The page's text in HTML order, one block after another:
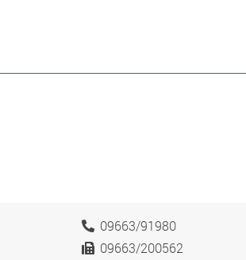
09663/91980
09663/200562